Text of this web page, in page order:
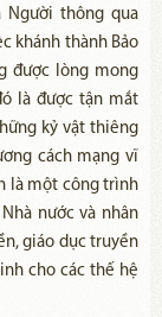
Người thông qua
khánh thành Bảo
được lòng mong
là được tận mắt
kỷ vật thiêng
cách mạng vĩ
là một công trình
nước và nhân
giáo dục truyền
cho các thế hệ